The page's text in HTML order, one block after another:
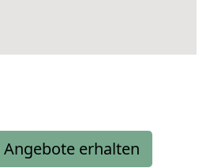
Angebote erhalten